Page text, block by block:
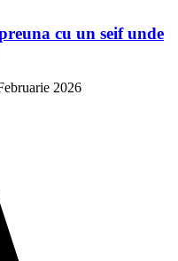
cu un seif unde
2026